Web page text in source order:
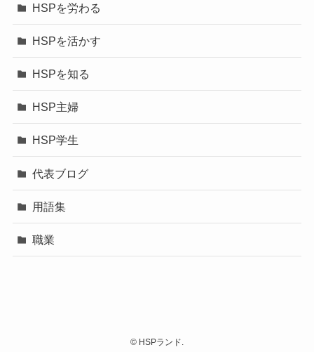
HSPを労わる
HSPを活かす
HSPを知る
HSP主婦
HSP学生
代表ブログ
用語集
職業
© HSPランド.